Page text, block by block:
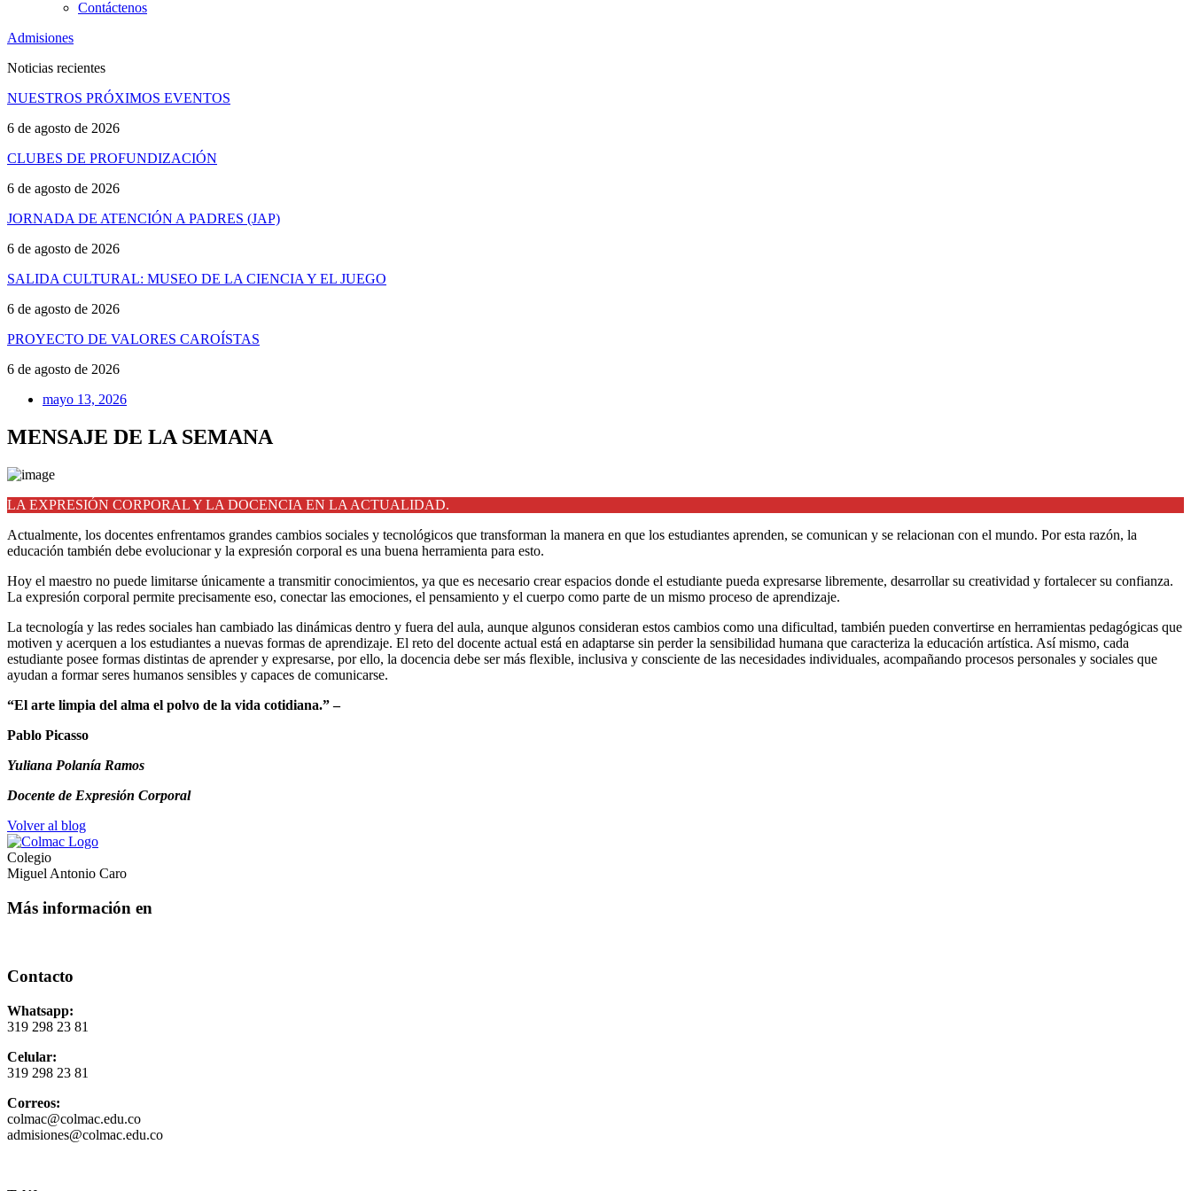
Contáctenos
Admisiones
Noticias recientes
NUESTROS PRÓXIMOS EVENTOS
6 de agosto de 2026
CLUBES DE PROFUNDIZACIÓN
6 de agosto de 2026
JORNADA DE ATENCIÓN A PADRES (JAP)
6 de agosto de 2026
SALIDA CULTURAL: MUSEO DE LA CIENCIA Y EL JUEGO
6 de agosto de 2026
PROYECTO DE VALORES CAROÍSTAS
6 de agosto de 2026
mayo 13, 2026
MENSAJE DE LA SEMANA
LA EXPRESIÓN CORPORAL Y LA DOCENCIA EN LA ACTUALIDAD.
Actualmente, los docentes enfrentamos grandes cambios sociales y tecnológicos que transforman la manera en que los estudiantes aprenden, se comunican y se relacionan con el mundo. Por esta razón, la
educación también debe evolucionar y la expresión corporal es una buena herramienta para esto.
Hoy el maestro no puede limitarse únicamente a transmitir conocimientos, ya que es necesario crear espacios donde el estudiante pueda expresarse libremente, desarrollar su creatividad y fortalecer su confianza.
La expresión corporal permite precisamente eso, conectar las emociones, el pensamiento y el cuerpo como parte de un mismo proceso de aprendizaje.
La tecnología y las redes sociales han cambiado las dinámicas dentro y fuera del aula, aunque algunos consideran estos cambios como una dificultad, también pueden convertirse en herramientas pedagógicas que
motiven y acerquen a los estudiantes a nuevas formas de aprendizaje. El reto del docente actual está en adaptarse sin perder la sensibilidad humana que caracteriza la educación artística. Así mismo, cada
estudiante posee formas distintas de aprender y expresarse, por ello, la docencia debe ser más flexible, inclusiva y consciente de las necesidades individuales, acompañando procesos personales y sociales que
ayudan a formar seres humanos sensibles y capaces de comunicarse.
“El arte limpia del alma el polvo de la vida cotidiana.” –
Pablo Picasso
Yuliana Polanía Ramos
Docente de Expresión Corporal
Volver al blog
Colegio
Miguel Antonio Caro
Más información en
Contacto
Whatsapp:
319 298 23 81
Celular:
319 298 23 81
Correos:
colmac@colmac.edu.co
admisiones@colmac.edu.co